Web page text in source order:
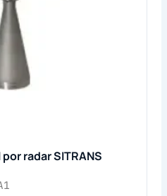
radar SITRANS